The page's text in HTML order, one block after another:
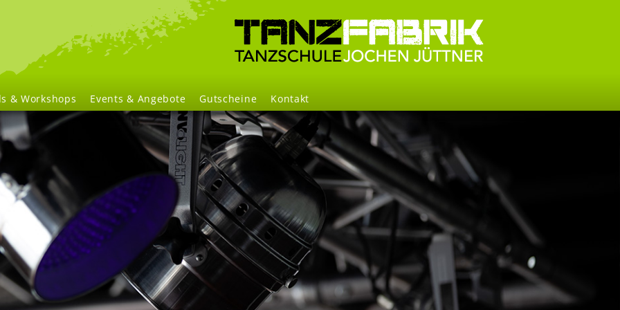
Navigation
überspringen
& Workshops Events & Angebote Gutscheine Kontakt